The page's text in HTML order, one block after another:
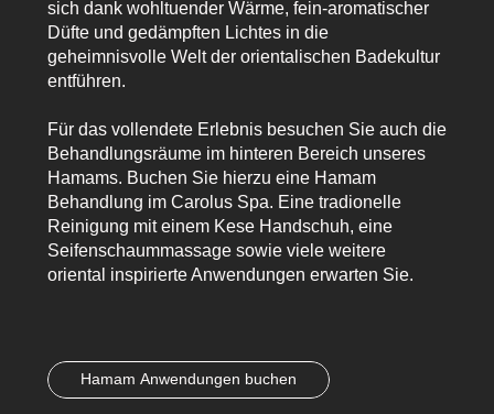
sich dank wohltuender Wärme, fein-aromatischer
Düfte und gedämpften Lichtes in die
geheimnisvolle Welt der orientalischen Badekultur
entführen.
Für das vollendete Erlebnis besuchen Sie auch die
Behandlungsräume im hinteren Bereich unseres
Hamams. Buchen Sie hierzu eine Hamam
Behandlung im Carolus Spa. Eine tradionelle
Reinigung mit einem Kese Handschuh, eine
Seifenschaummassage sowie viele weitere
oriental inspirierte Anwendungen erwarten Sie.
Hamam Anwendungen buchen